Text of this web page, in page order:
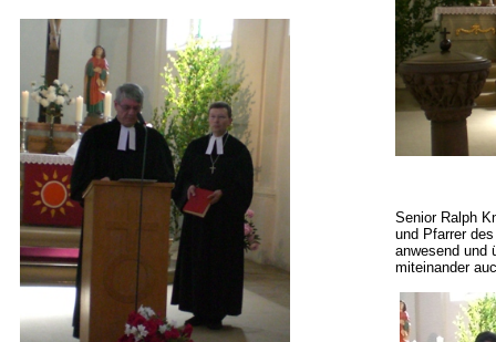
Senior Ralph
und Pfarrer
anwesend und
miteinander